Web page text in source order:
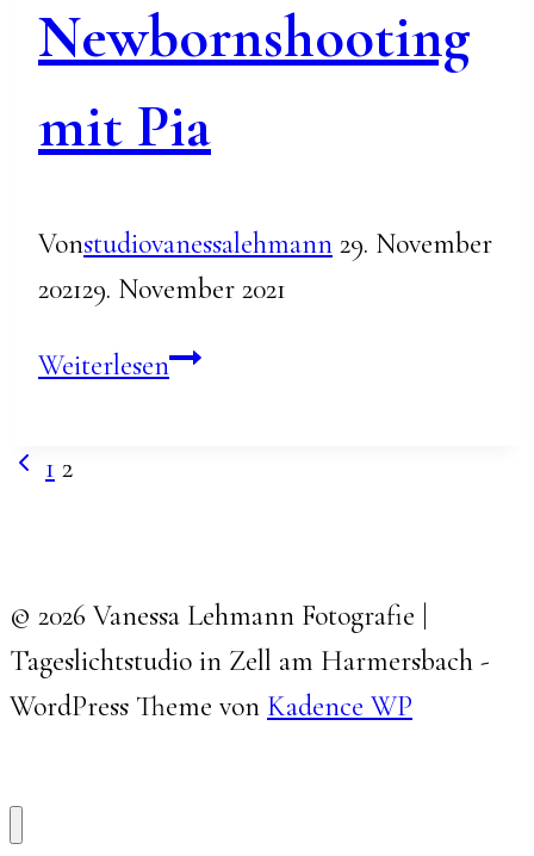
Newbornshooting
mit Pia
Vonstudiovanessalehmann 29. November
202129. November 2021
WeiterlesenNewbornshooting
Seitennavigation
Vorherige
1 2
© 2026 Vanessa Lehmann Fotografie |
Tageslichtstudio in Zell am Harmersbach -
WordPress Theme von Kadence WP